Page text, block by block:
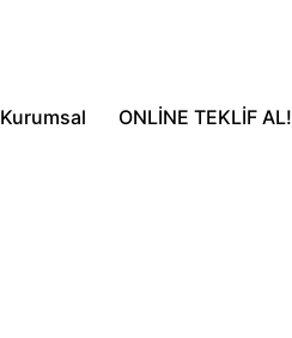
Kurumsal ONLİNE TEKLİF AL!